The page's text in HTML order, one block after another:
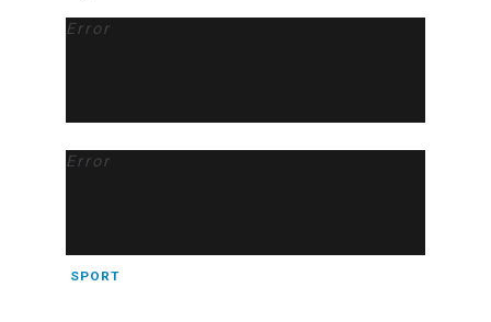
Error
Error
SPORT